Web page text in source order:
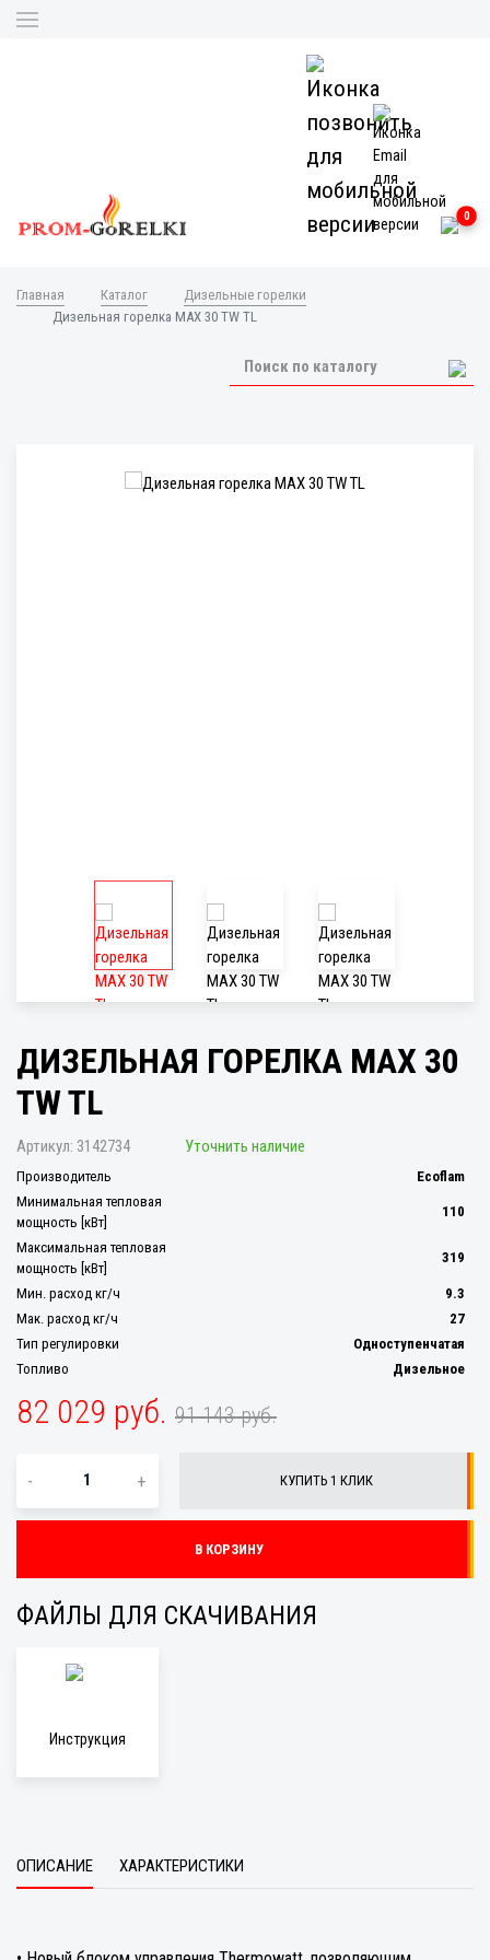
0
Главная Каталог
Дизельные горелки
Дизельная горелка MAX 30 TW TL
ДИЗЕЛЬНАЯ ГОРЕЛКА MAX 30
TW TL
Артикул: 3142734 Уточнить наличие
Производитель
Ecoflam
Минимальная тепловая
мощность [кВт]
110
Максимальная тепловая
мощность [кВт]
319
Мин. расход кг/ч
9.3
Мак. расход кг/ч
27
Тип регулировки
Одноступенчатая
Топливо
Дизельное
82 029 руб. 91 143 руб.
- + КУПИТЬ 1 КЛИК
В КОРЗИНУ
ФАЙЛЫ ДЛЯ СКАЧИВАНИЯ
Инструкция
ОПИСАНИЕ ХАРАКТЕРИСТИКИ